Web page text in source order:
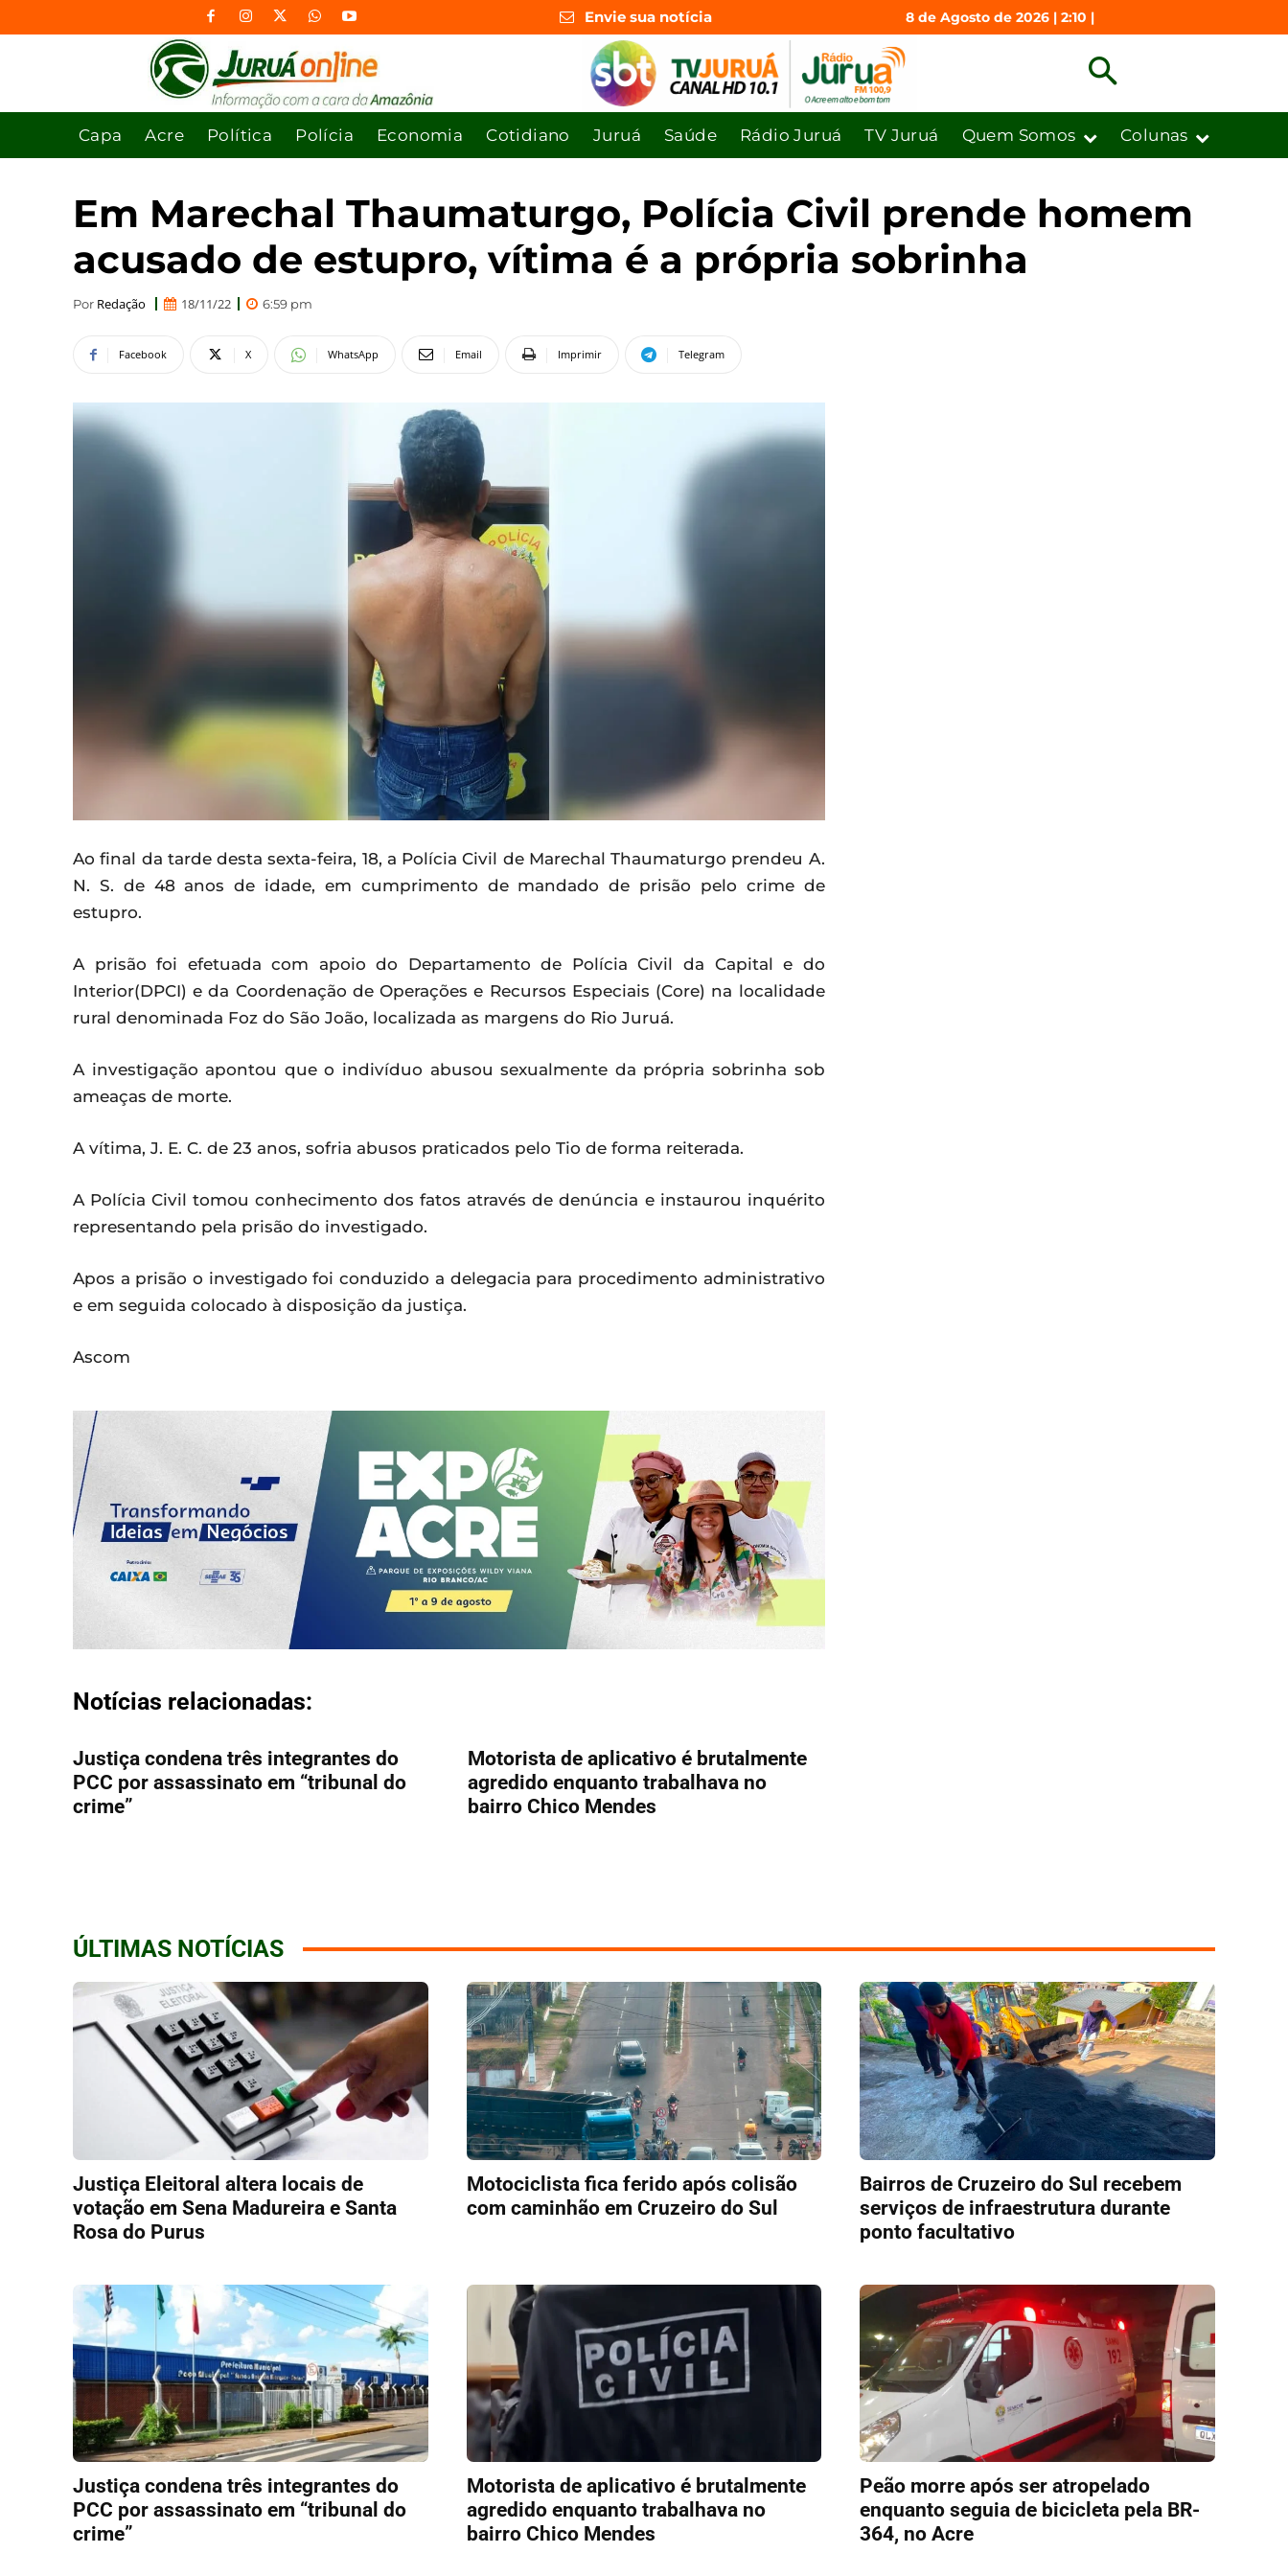
Envie sua notícia 8 de Agosto de 2026 | 2:10 |
Capa Acre Política Polícia Economia Cotidiano Juruá Saúde Rádio Juruá TV Juruá Quem Somos Colunas
Em Marechal Thaumaturgo, Polícia Civil prende homem
acusado de estupro, vítima é a própria sobrinha
Por Redação 18/11/22 6:59 pm
Facebook X WhatsApp Email Imprimir Telegram
Ao final da tarde desta sexta-feira, 18, a Polícia Civil de Marechal Thaumaturgo prendeu A.
N. S. de 48 anos de idade, em cumprimento de mandado de prisão pelo crime de
estupro.
A prisão foi efetuada com apoio do Departamento de Polícia Civil da Capital e do
Interior(DPCI) e da Coordenação de Operações e Recursos Especiais (Core) na localidade
rural denominada Foz do São João, localizada as margens do Rio Juruá.
A investigação apontou que o indivíduo abusou sexualmente da própria sobrinha sob
ameaças de morte.
A vítima, J. E. C. de 23 anos, sofria abusos praticados pelo Tio de forma reiterada.
A Polícia Civil tomou conhecimento dos fatos através de denúncia e instaurou inquérito
representando pela prisão do investigado.
Apos a prisão o investigado foi conduzido a delegacia para procedimento administrativo
e em seguida colocado à disposição da justiça.
Ascom
Notícias relacionadas:
Justiça condena três integrantes do
PCC por assassinato em “tribunal do
crime”
Motorista de aplicativo é brutalmente
agredido enquanto trabalhava no
bairro Chico Mendes
ÚLTIMAS NOTÍCIAS
Justiça Eleitoral altera locais de
votação em Sena Madureira e Santa
Rosa do Purus
Motociclista fica ferido após colisão
com caminhão em Cruzeiro do Sul
Bairros de Cruzeiro do Sul recebem
serviços de infraestrutura durante
ponto facultativo
Justiça condena três integrantes do
PCC por assassinato em “tribunal do
crime”
Motorista de aplicativo é brutalmente
agredido enquanto trabalhava no
bairro Chico Mendes
Peão morre após ser atropelado
enquanto seguia de bicicleta pela BR-
364, no Acre